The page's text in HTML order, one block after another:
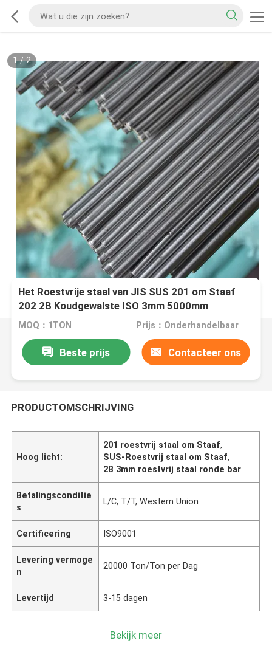
1/2
Het Roestvrije staal van JIS SUS 201 om Staaf
202 2B Koudgewalste ISO 3mm 5000mm
MOQ：1TON Prijs：Onderhandelbaar
Beste prijs Contacteer ons
PRODUCTOMSCHRIJVING
Hoog licht:
201 roestvrij staal om Staaf,
SUS-Roestvrij staal om Staaf,
2B 3mm roestvrij staal ronde bar
Betalingsconditie
s
L/C, T/T, Western Union
Certificering ISO9001
Levering vermoge
n
20000 Ton/Ton per Dag
Levertijd 3-15 dagen
Bekijk meer